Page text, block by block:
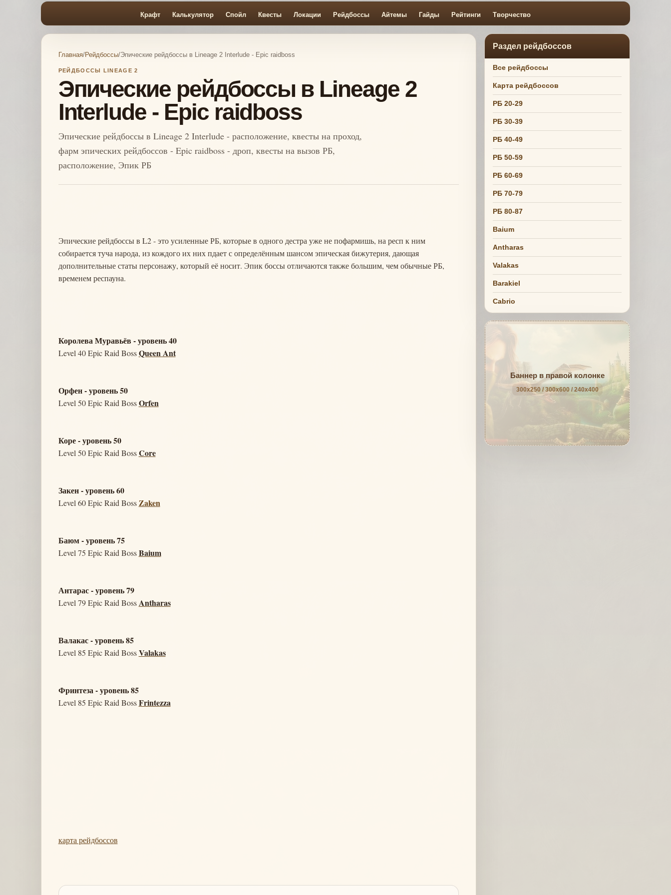
Крафт Калькулятор Спойл Квесты Локации Рейдбоссы Айтемы Гайды Рейтинги Творчество
Главная/Рейдбоссы/Эпические рейдбоссы в Lineage 2 Interlude - Epic raidboss
РЕЙДБОССЫ LINEAGE 2
Эпические рейдбоссы в Lineage 2
Interlude - Epic raidboss
Эпические рейдбоссы в Lineage 2 Interlude - расположение, квесты на проход,
фарм эпических рейдбоссов - Epic raidboss - дроп, квесты на вызов РБ,
расположение, Эпик РБ
Эпические рейдбоссы в L2 - это усиленные РБ, которые в одного дестра уже не пофармишь, на респ к ним
собирается туча народа, из кождого их них пдает с определённым шансом эпическая бижутерия, дающая
дополнительные статы персонажу, который её носит. Эпик боссы отличаются также большим, чем обычные РБ,
временем респауна.
Королева Муравьёв - уровень 40
Level 40 Epic Raid BossQueen Ant
Орфен - уровень 50
Level 50 Epic Raid BossOrfen
Коре - уровень 50
Level 50 Epic Raid BossCore
Закен - уровень 60
Level 60 Epic Raid Boss Zaken
Баюм - уровень 75
Level 75 Epic Raid BossBaium
Антарас - уровень 79
Level 79 Epic Raid Boss Antharas
Валакас - уровень 85
Level 85 Epic Raid BossValakas
Фринтеза - уровень 85
Level 85 Epic Raid BossFrintezza
карта рейдбоссов
Раздел рейдбоссов
Все рейдбоссы
Карта рейдбоссов
РБ 20-29
РБ 30-39
РБ 40-49
РБ 50-59
РБ 60-69
РБ 70-79
РБ 80-87
Baium
Antharas
Valakas
Barakiel
Cabrio
Баннер в правой колонке
300x250 / 300x600 / 240x400